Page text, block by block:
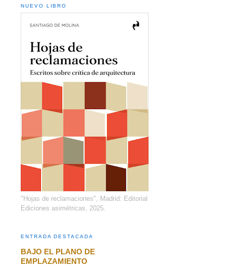
NUEVO LIBRO
"Hojas de reclamaciones", Madrid: Editorial
Ediciones asimétricas, 2025.
ENTRADA DESTACADA
BAJO EL PLANO DE
EMPLAZAMIENTO